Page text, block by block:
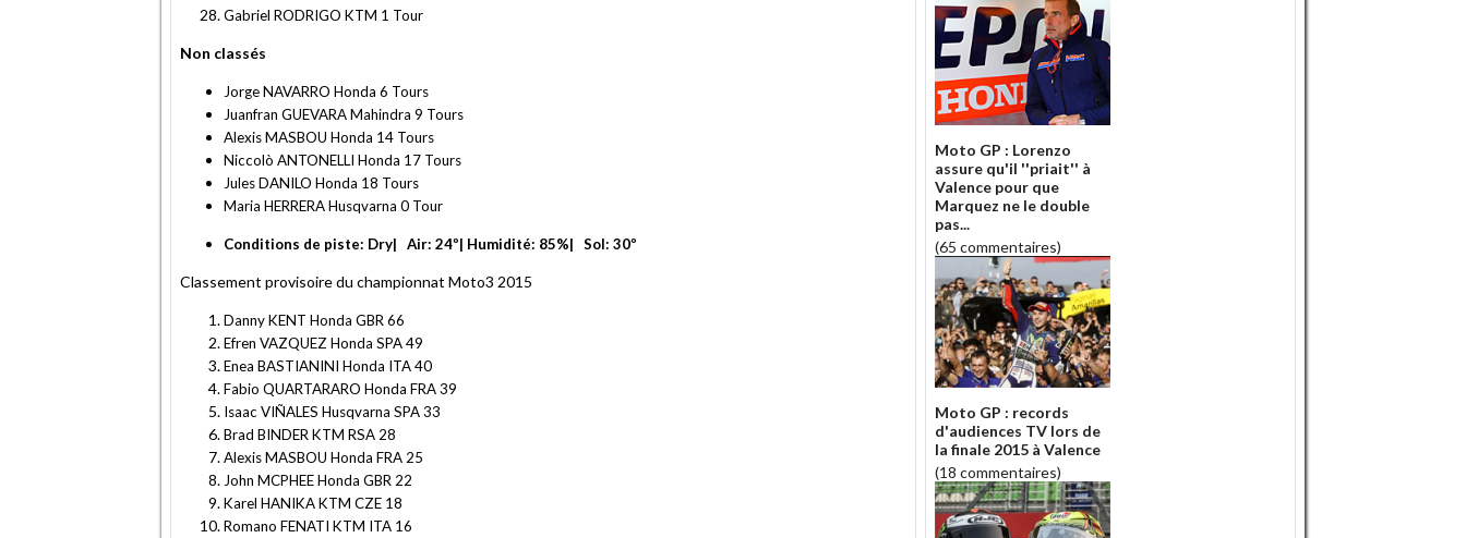
Gabriel RODRIGO KTM 1 Tour
Non classés
Jorge NAVARRO Honda 6 Tours
Juanfran GUEVARA Mahindra 9 Tours
Alexis MASBOU Honda 14 Tours
Niccolò ANTONELLI Honda 17 Tours
Jules DANILO Honda 18 Tours
Maria HERRERA Husqvarna 0 Tour
Conditions de piste: Dry| Air: 24º| Humidité: 85%| Sol: 30º
Classement provisoire du championnat Moto3 2015
Danny KENT Honda GBR 66
Efren VAZQUEZ Honda SPA 49
Enea BASTIANINI Honda ITA 40
Fabio QUARTARARO Honda FRA 39
Isaac VIÑALES Husqvarna SPA 33
Brad BINDER KTM RSA 28
Alexis MASBOU Honda FRA 25
John MCPHEE Honda GBR 22
Karel HANIKA KTM CZE 18
Romano FENATI KTM ITA 16
Moto GP : Lorenzo
assure qu'il ''priait'' à
Valence pour que
Marquez ne le double
pas...
(65 commentaires)
Moto GP : records
d'audiences TV lors de
la finale 2015 à Valence
(18 commentaires)